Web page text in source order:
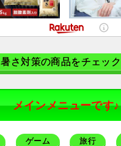
暑さ対策の商品をチェック
メインメニューです♪
ゲーム 旅行